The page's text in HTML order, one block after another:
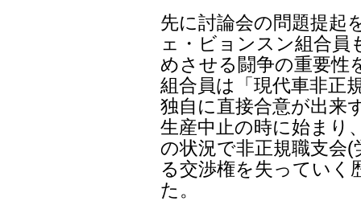
先に討論会の問題提起
ェ・ビョンスン組合員
めさせる闘争の重要性
組合員は「現代車非正
独自に直接合意が出来
生産中止の時に始まり
の状況で非正規職支会
る交渉権を失っていく
た。